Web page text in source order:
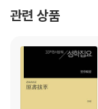
관련 상품